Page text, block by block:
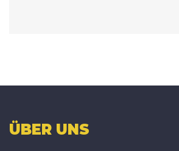
ÜBER UNS